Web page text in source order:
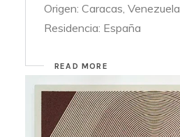
Origen: Caracas, Venezuela
Residencia: España
READ MORE